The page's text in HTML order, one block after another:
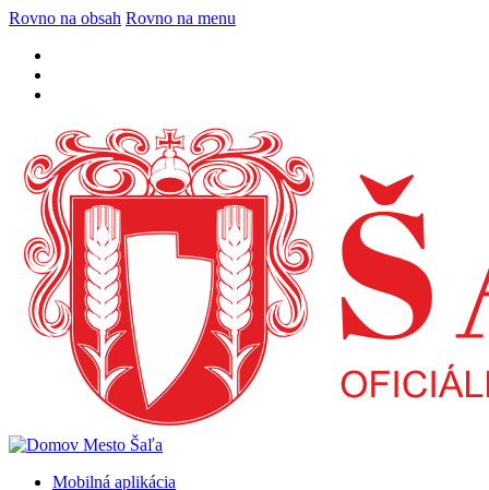
Rovno na obsah Rovno na menu
Mobilná aplikácia